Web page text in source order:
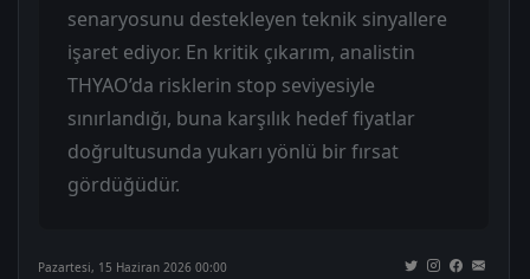
senaryosunu destekleyen teknik sinyallere
işaret ediyor. En kritik çıkarım, analistin
THYAO’da risklerin stop seviyesiyle
sınırlandığı, buna karşılık hedef fiyatlar
doğrultusunda yukarı yönlü bir fırsat
gördüğüdür.
Pazartesi, 15 Haziran 2026 00:00